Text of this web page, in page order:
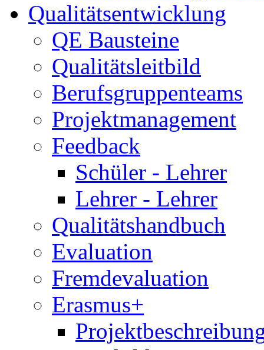
Qualitätsentwicklung
QE Bausteine
Qualitätsleitbild
Berufsgruppenteams
Projektmanagement
Feedback
Schüler - Lehrer
Lehrer - Lehrer
Qualitätshandbuch
Evaluation
Fremdevaluation
Erasmus+